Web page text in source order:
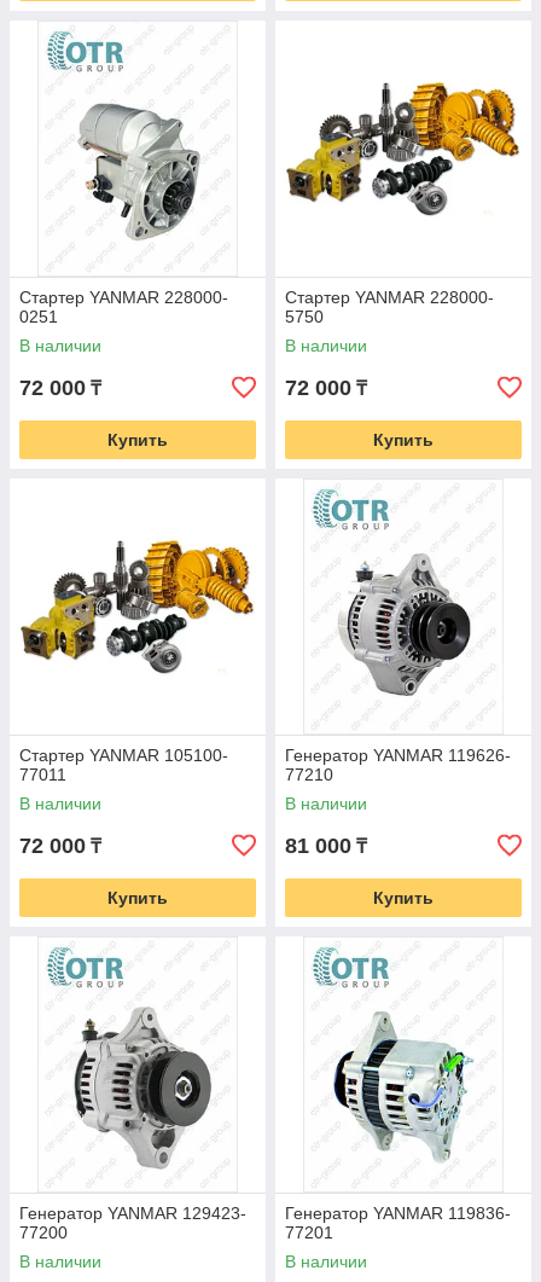
Стартер YANMAR 228000-
0251
В наличии
72 000 ₸
Купить
Стартер YANMAR 228000-
5750
В наличии
72 000 ₸
Купить
Стартер YANMAR 105100-
77011
В наличии
72 000 ₸
Купить
Генератор YANMAR 119626-
77210
В наличии
81 000 ₸
Купить
Генератор YANMAR 129423-
77200
В наличии
Генератор YANMAR 119836-
77201
В наличии